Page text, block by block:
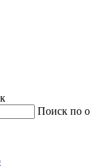
Поиск по